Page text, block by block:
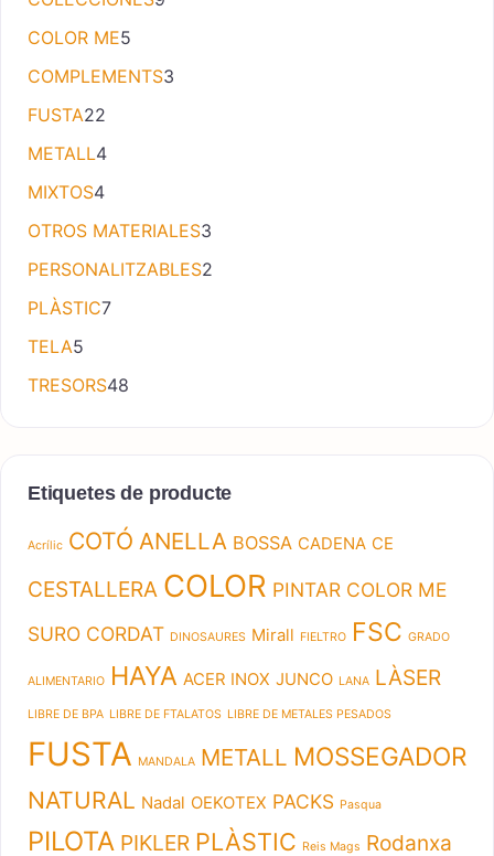
COLOR ME5
COMPLEMENTS3
FUSTA22
METALL44 productes
MIXTOS44 productes
OTROS MATERIALES3
PERSONALITZABLES2
PLÀSTIC77 productes
TELA5
TRESORS48
Etiquetes de producte
Acrílic COTÓ ANELLA BOSSA CADENA CE
CESTALLERA COLOR PINTAR COLOR ME
SURO CORDAT DINOSAURES Mirall FIELTRO FSC GRADO
ALIMENTARIO HAYA ACER INOX JUNCO LANA LÀSER
LIBRE DE BPA LIBRE DE FTALATOS LIBRE DE METALES PESADOS
FUSTA MANDALA METALL MOSSEGADOR
NATURAL Nadal OEKOTEX PACKS Pasqua
PILOTA PIKLER PLÀSTIC Reis Mags Rodanxa